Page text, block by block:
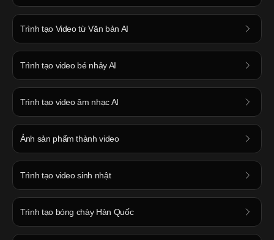
Trình tạo Video từ Văn bản AI
Trình tạo video bé nhảy AI
Trình tạo video âm nhạc AI
Ảnh sản phẩm thành video
Trình tạo video sinh nhật
Trình tạo bóng chày Hàn Quốc